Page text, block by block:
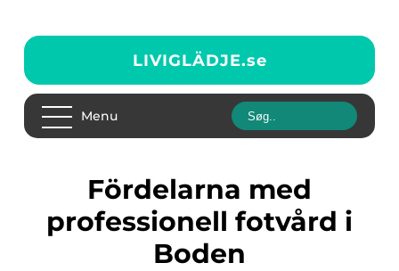
LIVIGLÄDJE.se
Menu
Fördelarna med
professionell fotvård i
Boden